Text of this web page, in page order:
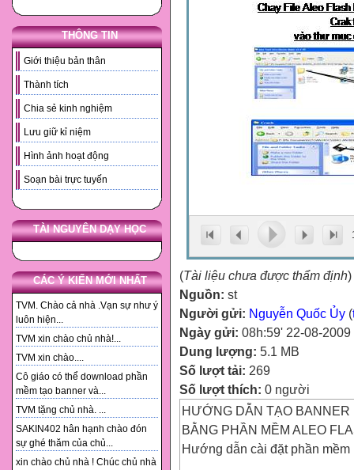
THÔNG TIN
Giới thiệu bản thân
Thành tích
Chia sẻ kinh nghiệm
Lưu giữ kỉ niệm
Hình ảnh hoạt động
Soạn bài trực tuyến
TÀI NGUYÊN DẠY HỌC
CÁC Ý KIẾN MỚI NHẤT
TVM. Chào cả nhà .Vạn sự như ý
luôn hiện...
TVM xin chào chủ nhà!...
TVM xin chào....
Cô giáo có thể download phần
mềm tạo banner và...
TVM tặng chủ nhà. ...
SAKIN402 hân hạnh chào đón
sự ghé thăm của chủ...
xin chào chủ nhà ! Chúc chủ nhà
(Tài liệu chưa được thẩm định)
Nguồn: st
Người gửi: Nguyễn Quốc Ủy (
Ngày gửi: 08h:59' 22-08-2009
Dung lượng: 5.1 MB
Số lượt tải: 269
Số lượt thích: 0 người
HƯỚNG DẪN TẠO BANNER
BẰNG PHẦN MỀM ALEO
Hướng dẫn cài đặt phần